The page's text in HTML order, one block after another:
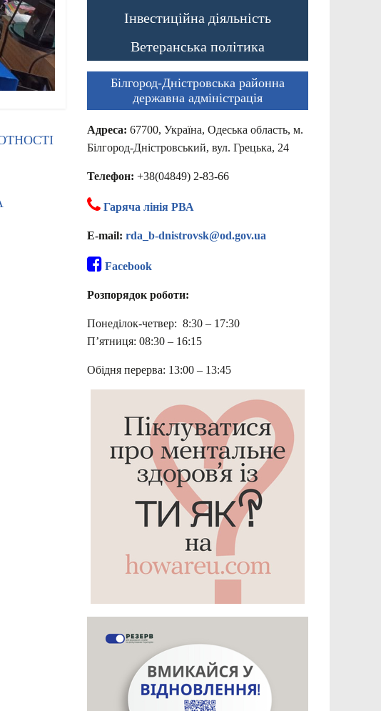
Інвестиційна діяльність
Ветеранська політика
Білгород-Дністровська районна
державна адміністрація
Адреса: 67700, Україна, Одеська область, м.
Білгород-Дністровський, вул. Грецька, 24
Телефон: +38(04849) 2-83-66
Гаряча лінія РВА
E-mail: rda_b-dnistrovsk@od.gov.ua
Facebook
Розпорядок роботи:
Понеділок-четвер: 8:30 – 17:30
П’ятниця: 08:30 – 16:15
Обідня перерва: 13:00 – 13:45